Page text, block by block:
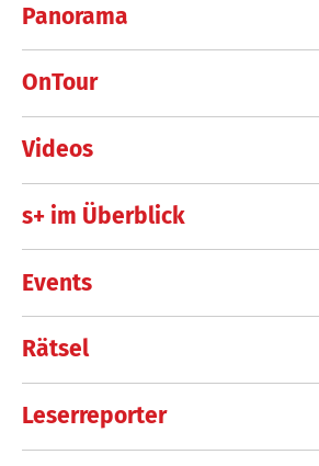
Panorama
OnTour
Videos
s+ im Überblick
Events
Rätsel
Leserreporter